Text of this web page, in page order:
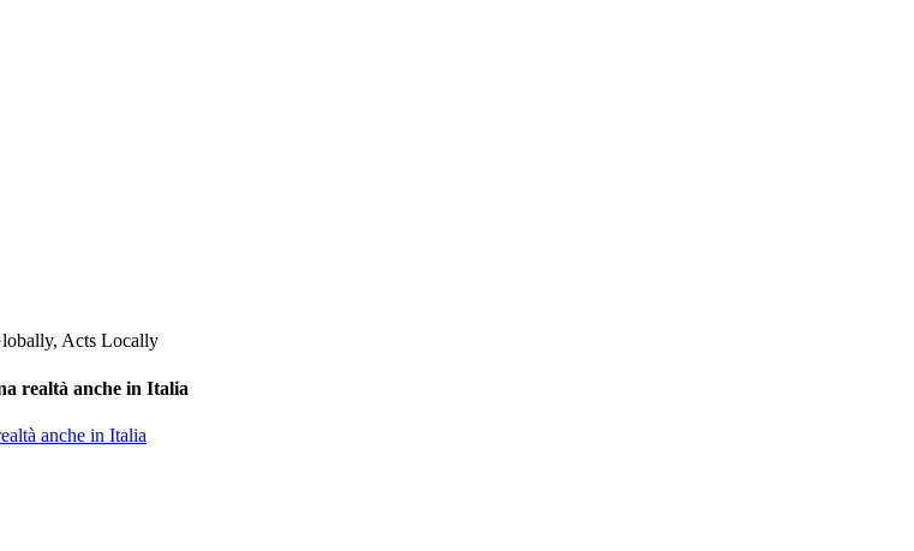
realtà anche in Italia
anche in Italia